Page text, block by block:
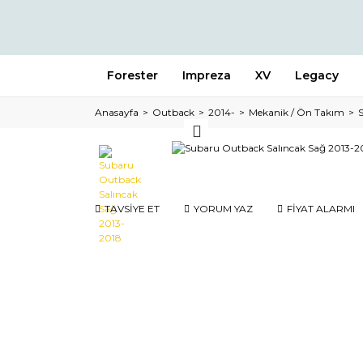
Forester Impreza XV Legacy
Anasayfa Outback 2014- Mekanik / Ön Takım
TAVSİYE ET YORUM YAZ FİYAT ALARMI